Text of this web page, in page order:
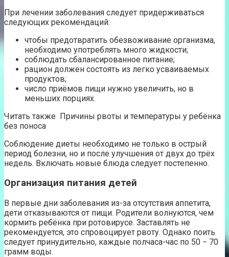
При лечении заболевания следует придерживаться
следующих рекомендаций:
чтобы предотвратить обезвоживание организма,
необходимо употреблять много жидкости;
соблюдать сбалансированное питание;
рацион должен состоять из легко усваиваемых
продуктов;
число приёмов пищи нужно увеличить, но в
меньших порциях.
Читать также Причины рвоты и температуры у ребёнка
без поноса
Соблюдение диеты необходимо не только в острый
период болезни, но и после улучшения от двух до трёх
недель. Включать новые блюда следует постепенно.
Организация питания детей
В первые дни заболевания из-за отсутствия аппетита,
дети отказываются от пищи. Родители волнуются, чем
кормить ребёнка при ротовирусе. Заставлять не
рекомендуется, это спровоцирует рвоту. Однако поить
следует принудительно, каждые полчаса-час по 50 − 70
грамм воды.